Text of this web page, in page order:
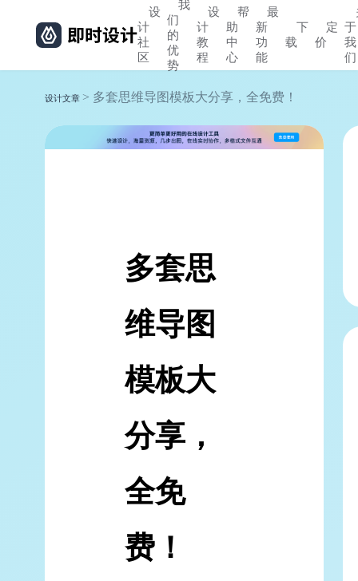
设
计
社
区
我
们
的
优
势
设
计
教
程
帮
助
中
心
最
新
功
能
下
载
定
价
于
我
们
设计文章 > 多套思维导图模板大分享，全免费！
多套思
维导图
模板大
分享，
全免
费！